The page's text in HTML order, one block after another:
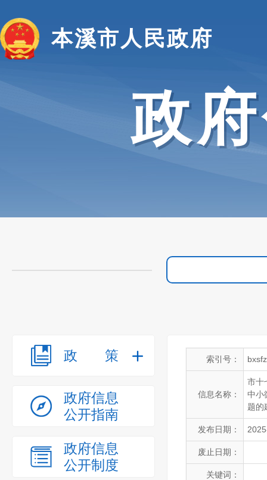
本溪市人民政府
政
政策
政府信息
公开指南
政府信息
公开制度
索引号：
信息名称：
市十
中小
题的
发布日期：
废止日期：
关键词：